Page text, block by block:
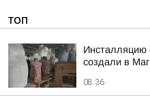
ТОП
Инсталляцию
создали в
08:36